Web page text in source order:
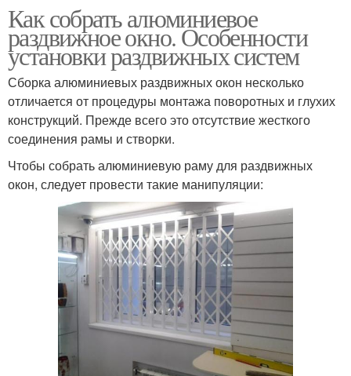
Как собрать алюминиевое
раздвижное окно. Особенности
установки раздвижных систем
Сборка алюминиевых раздвижных окон несколько
отличается от процедуры монтажа поворотных и глухих
конструкций. Прежде всего это отсутствие жесткого
соединения рамы и створки.
Чтобы собрать алюминиевую раму для раздвижных
окон, следует провести такие манипуляции: